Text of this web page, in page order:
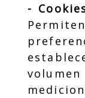
-